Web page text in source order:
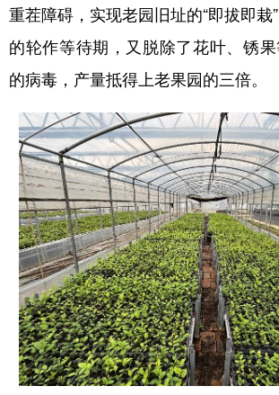
重茬障碍，实现老园旧址的“即拔即栽
的轮作等待期，又脱除了花叶、锈
的病毒，产量抵得上老果园的三倍。